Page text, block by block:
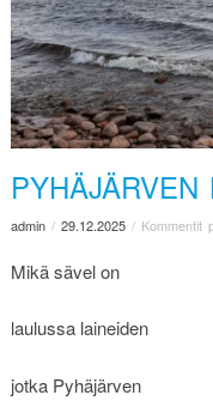
PYHÄJÄRVEN
admin/ 29.12.2025/ Kommentit
Mikä sävel on
laulussa laineiden
jotka Pyhäjärven